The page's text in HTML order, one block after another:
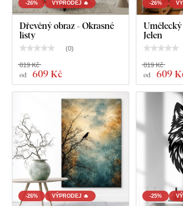
-26% VÝPRODEJ 🔥
Dřevěný obraz - Okrasné
listy
(0)
od 609 Kč
819 Kč
-26%
Jelen
od 609
819 Kč
-26% VÝPRODEJ 🔥 -25%